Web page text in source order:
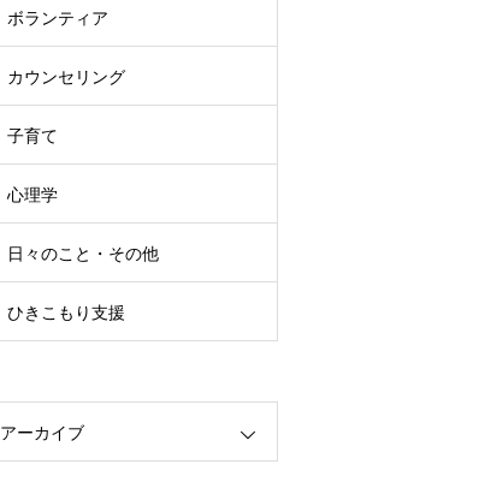
ボランティア
カウンセリング
子育て
心理学
日々のこと・その他
ひきこもり支援
アーカイブ